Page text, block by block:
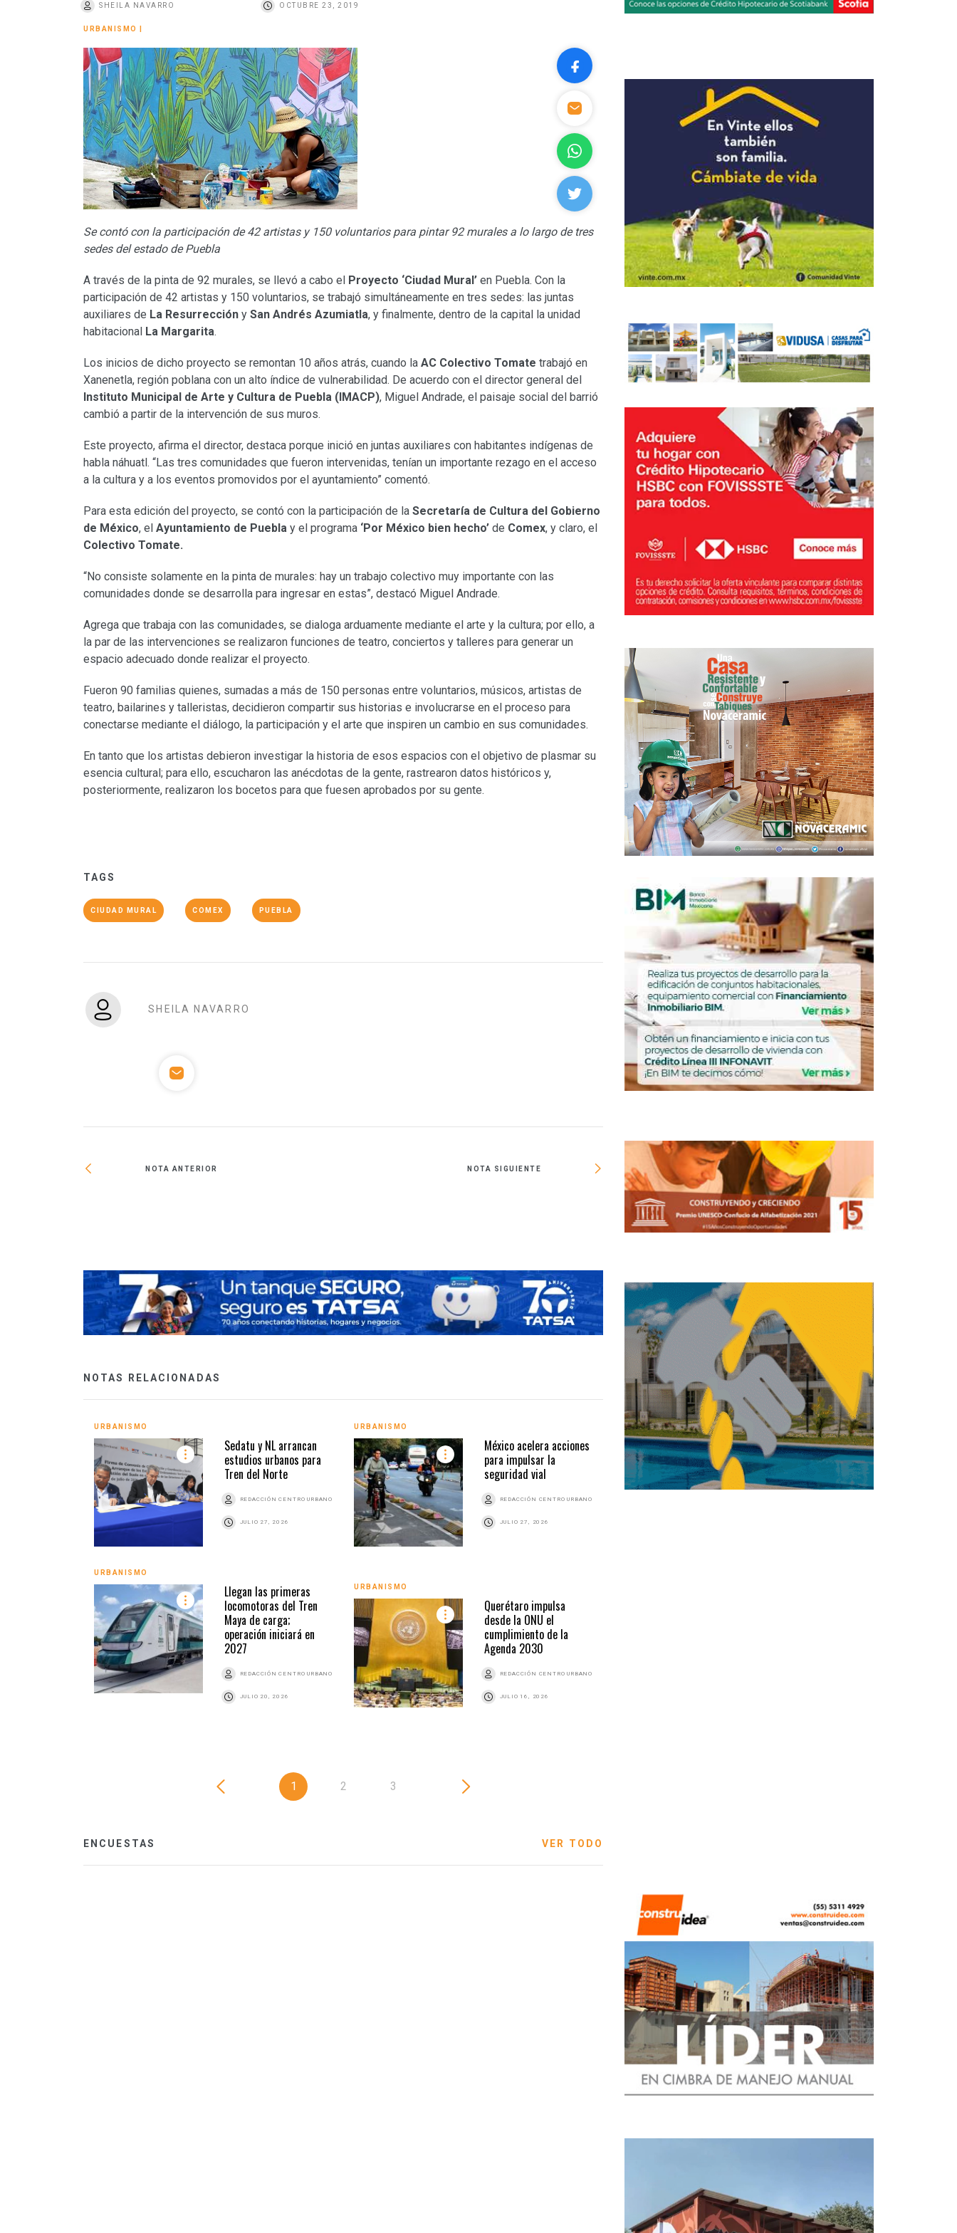
SHEILA NAVARRO OCTUBRE 23, 2019
URBANISMO
Se contó con la participación de 42 artistas y 150 voluntarios para pintar 92 murales a lo largo de tres
sedes del estado de Puebla
A través de la pinta de 92 murales, se llevó a cabo el Proyecto ‘Ciudad Mural’ en Puebla. Con la
participación de 42 artistas y 150 voluntarios, se trabajó simultáneamente en tres sedes: las juntas
auxiliares de La Resurrección y San Andrés Azumiatla, y finalmente, dentro de la capital la unidad
habitacional La Margarita.
Los inicios de dicho proyecto se remontan 10 años atrás, cuando la AC Colectivo Tomate trabajó en
Xanenetla, región poblana con un alto índice de vulnerabilidad. De acuerdo con el director general del
Instituto Municipal de Arte y Cultura de Puebla (IMACP), Miguel Andrade, el paisaje social del barrió
cambió a partir de la intervención de sus muros.
Este proyecto, afirma el director, destaca porque inició en juntas auxiliares con habitantes indígenas de
habla náhuatl. “Las tres comunidades que fueron intervenidas, tenían un importante rezago en el acceso
a la cultura y a los eventos promovidos por el ayuntamiento” comentó.
Para esta edición del proyecto, se contó con la participación de la Secretaría de Cultura del Gobierno
de México, el Ayuntamiento de Puebla y el programa ‘Por México bien hecho’ de Comex, y claro, el
Colectivo Tomate.
“No consiste solamente en la pinta de murales: hay un trabajo colectivo muy importante con las
comunidades donde se desarrolla para ingresar en estas”, destacó Miguel Andrade.
Agrega que trabaja con las comunidades, se dialoga arduamente mediante el arte y la cultura; por ello, a
la par de las intervenciones se realizaron funciones de teatro, conciertos y talleres para generar un
espacio adecuado donde realizar el proyecto.
Fueron 90 familias quienes, sumadas a más de 150 personas entre voluntarios, músicos, artistas de
teatro, bailarines y talleristas, decidieron compartir sus historias e involucrarse en el proceso para
conectarse mediante el diálogo, la participación y el arte que inspiren un cambio en sus comunidades.
En tanto que los artistas debieron investigar la historia de esos espacios con el objetivo de plasmar su
esencia cultural; para ello, escucharon las anécdotas de la gente, rastrearon datos históricos y,
posteriormente, realizaron los bocetos para que fuesen aprobados por su gente.
TAGS
CIUDAD MURAL COMEX PUEBLA
SHEILA NAVARRO
NOTA ANTERIOR NOTA SIGUIENTE
Avanza Liverpool 50% en programa de
aperturas 2019
NOTAS RELACIONADAS
URBANISMO
Sedatu y NL arrancan
estudios urbanos para
Tren del Norte
REDACCIÓN CENTRO URBANO
JULIO 27, 2026
URBANISMO
México acelera acciones
para impulsar la
seguridad vial
REDACCIÓN CENTRO URBANO
JULIO 27, 2026
URBANISMO
Llegan las primeras
locomotoras del Tren
Maya de carga;
operación iniciará en
2027
REDACCIÓN CENTRO URBANO
JULIO 20, 2026
URBANISMO
Querétaro impulsa
desde la ONU el
cumplimiento de la
Agenda 2030
REDACCIÓN CENTRO URBANO
JULIO 16, 2026
URBANISMO
Inicia construcción de
L4 del Cablebús con
inversión de 4,754 mdp
1 2 3
ENCUESTAS VER TODO